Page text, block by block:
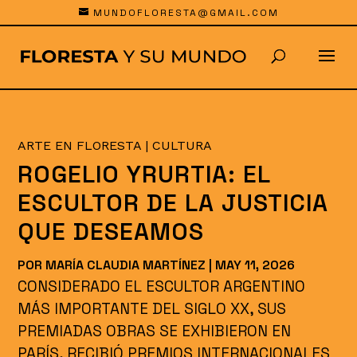
MUNDOFLORESTA@GMAIL.COM
ARTE EN FLORESTA |CULTURA
ROGELIO YRURTIA: EL
ESCULTOR DE LA JUSTICIA
QUE DESEAMOS
POR MARÍA CLAUDIA MARTÍNEZ MAY 11, 2026
CONSIDERADO EL ESCULTOR ARGENTINO
MÁS IMPORTANTE DEL SIGLO XX, SUS
PREMIADAS OBRAS SE EXHIBIERON EN